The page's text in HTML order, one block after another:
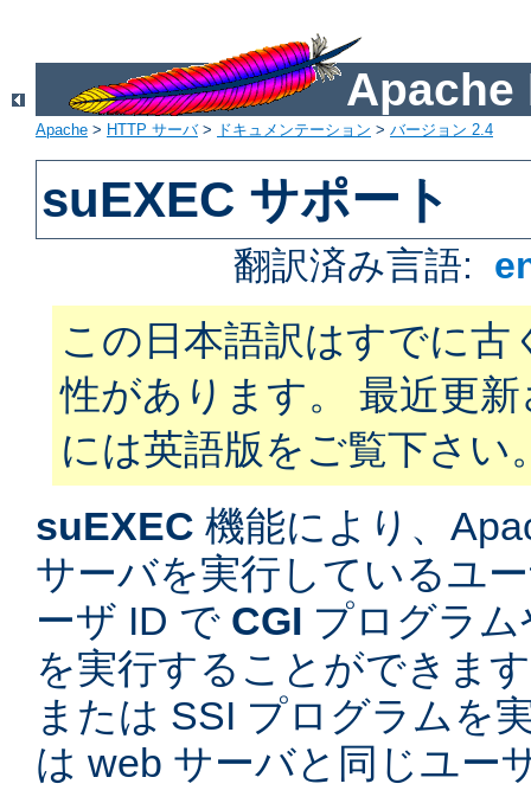
Apache
Apache > HTTP サーバ> ドキュメンテーション > バージョン 2.4
suEXEC サポート
翻訳済み言語:
この日本語訳はすでに古
性があります。 最近更
には英語版をご覧下さい
suEXEC 機能により、
サーバを実行しているユ
ーザ ID で CGI プログラ
を実行することができま
または SSI プログラムを
は web サーバと同じユー